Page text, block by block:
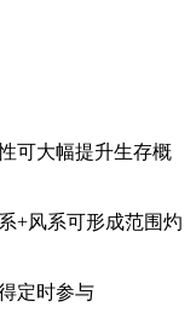
可大幅提升生存概
+风系可形成范围灼
定时参与